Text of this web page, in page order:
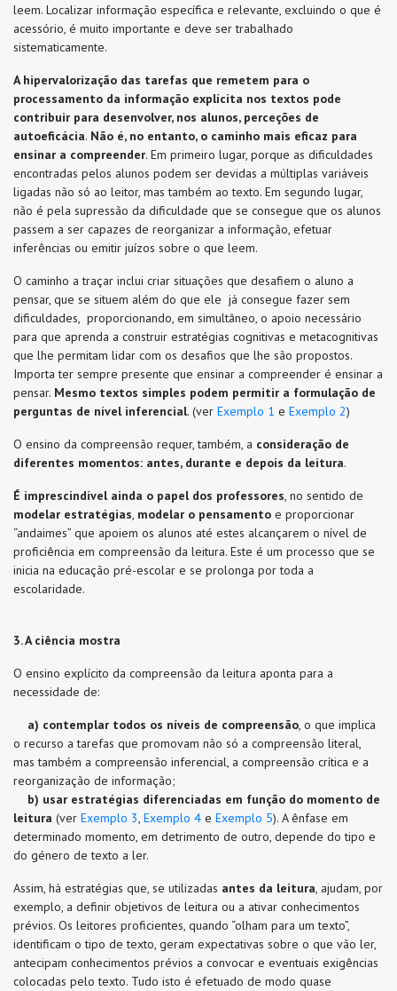
leem. Localizar informação específica e relevante, excluindo o que é
acessório, é muito importante e deve ser trabalhado
sistematicamente.
A hipervalorização das tarefas que remetem para o
processamento da informação explícita nos textos pode
contribuir para desenvolver, nos alunos, perceções de
autoeficácia. Não é, no entanto, o caminho mais eficaz para
ensinar a compreender. Em primeiro lugar, porque as dificuldades
encontradas pelos alunos podem ser devidas a múltiplas variáveis
ligadas não só ao leitor, mas também ao texto. Em segundo lugar,
não é pela supressão da dificuldade que se consegue que os alunos
passem a ser capazes de reorganizar a informação, efetuar
inferências ou emitir juízos sobre o que leem.
O caminho a traçar inclui criar situações que desafiem o aluno a
pensar, que se situem além do que ele já consegue fazer sem
dificuldades, proporcionando, em simultâneo, o apoio necessário
para que aprenda a construir estratégias cognitivas e metacognitivas
que lhe permitam lidar com os desafios que lhe são propostos.
Importa ter sempre presente que ensinar a compreender é ensinar a
pensar. Mesmo textos simples podem permitir a formulação de
perguntas de nível inferencial. (ver Exemplo 1 e Exemplo 2)
O ensino da compreensão requer, também, a consideração de
diferentes momentos: antes, durante e depois da leitura.
É imprescindível ainda o papel dos professores, no sentido de
modelar estratégias, modelar o pensamento e proporcionar
“andaimes” que apoiem os alunos até estes alcançarem o nível de
proficiência em compreensão da leitura. Este é um processo que se
inicia na educação pré-escolar e se prolonga por toda a
escolaridade.
3. A ciência mostra
O ensino explícito da compreensão da leitura aponta para a
necessidade de:
a) contemplar todos os níveis de compreensão, o que implica
o recurso a tarefas que promovam não só a compreensão literal,
mas também a compreensão inferencial, a compreensão crítica e a
reorganização de informação;
b) usar estratégias diferenciadas em função do momento de
leitura (ver Exemplo 3, Exemplo 4 e Exemplo 5). A ênfase em
determinado momento, em detrimento de outro, depende do tipo e
do género de texto a ler.
Assim, há estratégias que, se utilizadas antes da leitura, ajudam, por
exemplo, a definir objetivos de leitura ou a ativar conhecimentos
prévios. Os leitores proficientes, quando “olham para um texto”,
identificam o tipo de texto, geram expectativas sobre o que vão ler,
antecipam conhecimentos prévios a convocar e eventuais exigências
colocadas pelo texto. Tudo isto é efetuado de modo quase